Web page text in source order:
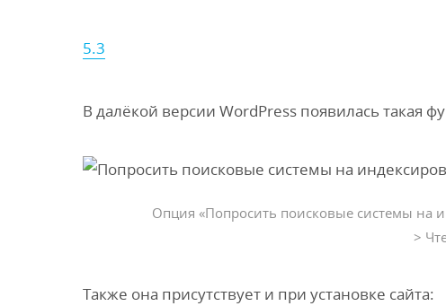
5.3
В далёкой версии WordPress появилась такая
Опция «Попросить поисковые системы на
>
Также она присутствует и при установке сайта: